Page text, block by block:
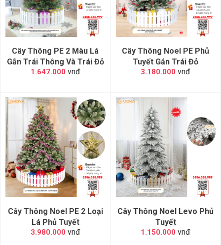
Cây Thông PE 2 Màu Lá
Gắn Trái Thông Và Trái Đỏ
1.647.000 vnđ
Cây Thông Noel PE Phủ
Tuyết Gắn Trái Đỏ
3.180.000 vnđ
Cây Thông Noel PE 2 Loại
Lá Phủ Tuyết
3.980.000 vnđ
Cây Thông Noel Levo Phủ
Tuyết
1.150.000 vnđ